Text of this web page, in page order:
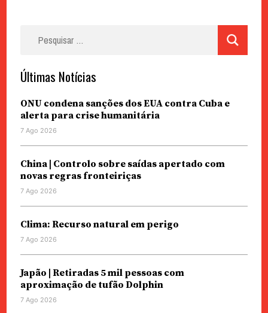
Últimas Notícias
ONU condena sanções dos EUA contra Cuba e
alerta para crise humanitária
7 Ago 2026
China | Controlo sobre saídas apertado com
novas regras fronteiriças
7 Ago 2026
Clima: Recurso natural em perigo
7 Ago 2026
Japão | Retiradas 5 mil pessoas com
aproximação de tufão Dolphin
7 Ago 2026